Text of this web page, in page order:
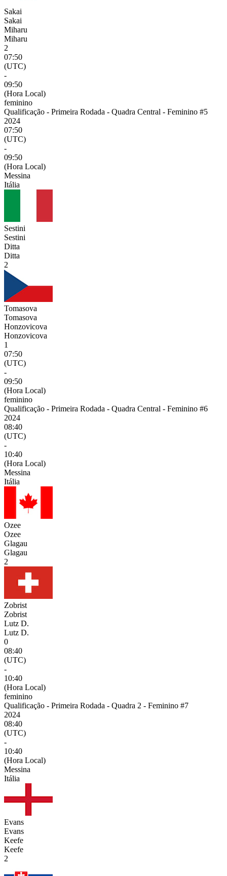
Sakai
Sakai
Miharu
Miharu
2
07:50
(UTC)
-
09:50
(Hora Local)
feminino
Qualificação - Primeira Rodada - Quadra Central - Feminino #5
2024
07:50
(UTC)
-
09:50
(Hora Local)
Messina
Itália
Sestini
Sestini
Ditta
Ditta
2
Tomasova
Tomasova
Honzovicova
Honzovicova
1
07:50
(UTC)
-
09:50
(Hora Local)
feminino
Qualificação - Primeira Rodada - Quadra Central - Feminino #6
2024
08:40
(UTC)
-
10:40
(Hora Local)
Messina
Itália
Ozee
Ozee
Glagau
Glagau
2
Zobrist
Zobrist
Lutz D.
Lutz D.
0
08:40
(UTC)
-
10:40
(Hora Local)
feminino
Qualificação - Primeira Rodada - Quadra 2 - Feminino #7
2024
08:40
(UTC)
-
10:40
(Hora Local)
Messina
Itália
Evans
Evans
Keefe
Keefe
2